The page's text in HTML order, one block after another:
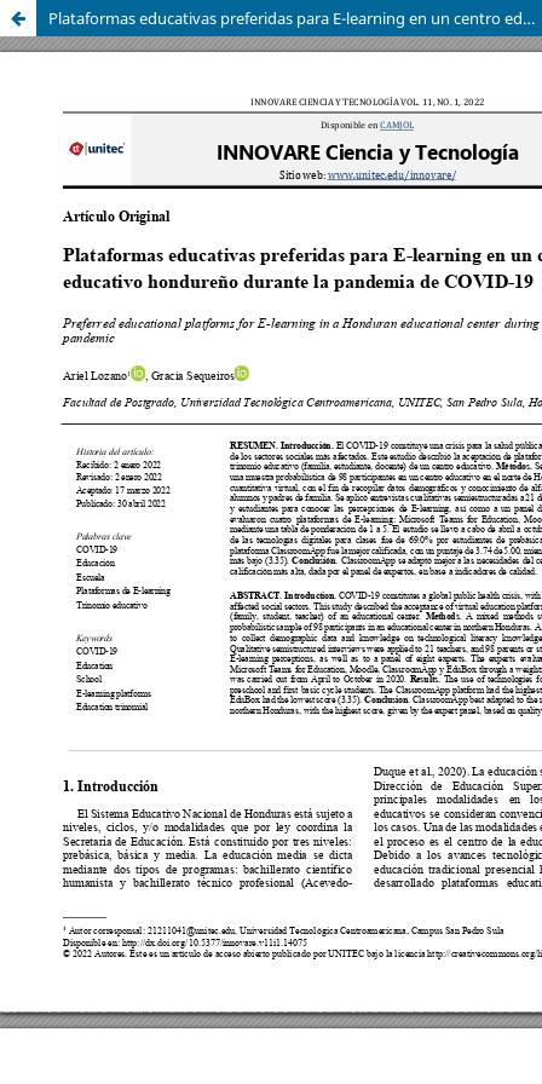
Plataformas educativas preferidas para E-learning en un centro educativo hondureño durante la pandemia de COVID-19